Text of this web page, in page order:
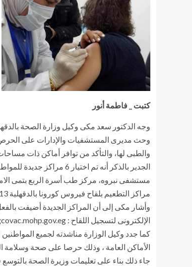
كتبت _ فاطمة أنور
وجه الدكتور سعد مكى وكيل وزارة الصحة
وحث مديرى المستشفيات والإدارات على الحرص
والطبى لها، والتأكد من توافر أماكن ذات
الجدير بالذكر أنه تم
مستشفى نبروه، مركز طب أسرة الربع بتمى
مراكز التطعيم بلقاح فيروس كورونا بالدقهلية 13 مركزا.
وأشار مكى إلى أن المراكز الجديدة أضيفت
الإلكترونى لتسجيل اللقاح : www.egcovac.mohp.gov.eg
كما جدد وكيل الوزارة مناشدته لجميع
الأماكن العامة ، وذلك حرصا على صحة وسلامة
جاء ذلك بناء على تعليمات وزيرة الصحة